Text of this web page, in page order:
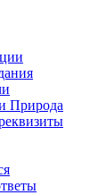
Природа